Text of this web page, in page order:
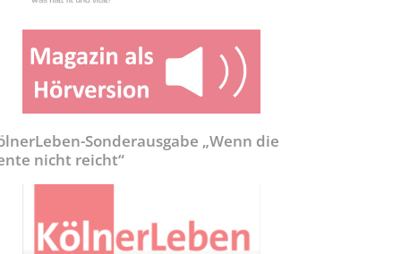
Sonderausgabe „Wenn die
nicht reicht“